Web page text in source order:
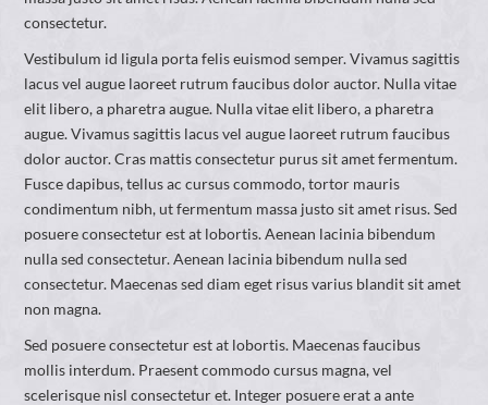
consectetur.
Vestibulum id ligula porta felis euismod semper. Vivamus sagittis
lacus vel augue laoreet rutrum faucibus dolor auctor. Nulla vitae
elit libero, a pharetra augue. Nulla vitae elit libero, a pharetra
augue. Vivamus sagittis lacus vel augue laoreet rutrum faucibus
dolor auctor. Cras mattis consectetur purus sit amet fermentum.
Fusce dapibus, tellus ac cursus commodo, tortor mauris
condimentum nibh, ut fermentum massa justo sit amet risus. Sed
posuere consectetur est at lobortis. Aenean lacinia bibendum
nulla sed consectetur. Aenean lacinia bibendum nulla sed
consectetur. Maecenas sed diam eget risus varius blandit sit amet
non magna.
Sed posuere consectetur est at lobortis. Maecenas faucibus
mollis interdum. Praesent commodo cursus magna, vel
scelerisque nisl consectetur et. Integer posuere erat a ante